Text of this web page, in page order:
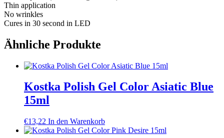
Thin application
No wrinkles
Cures in 30 second in LED
Ähnliche Produkte
Kostka Polish Gel Color Asiatic Blue
15ml
€13,22 In den Warenkorb